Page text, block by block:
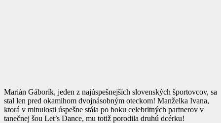
Marián Gáborík, jeden z najúspešnejších slovenských športovcov, sa
stal len pred okamihom dvojnásobným oteckom! Manželka Ivana,
ktorá v minulosti úspešne stála po boku celebritných partnerov v
tanečnej šou Let’s Dance, mu totiž porodila druhú dcérku!